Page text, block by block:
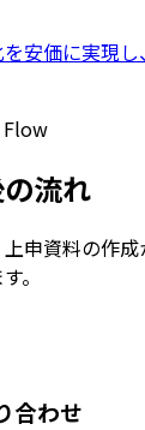
安価に実現
流れ
申資料の作
。
合わせ